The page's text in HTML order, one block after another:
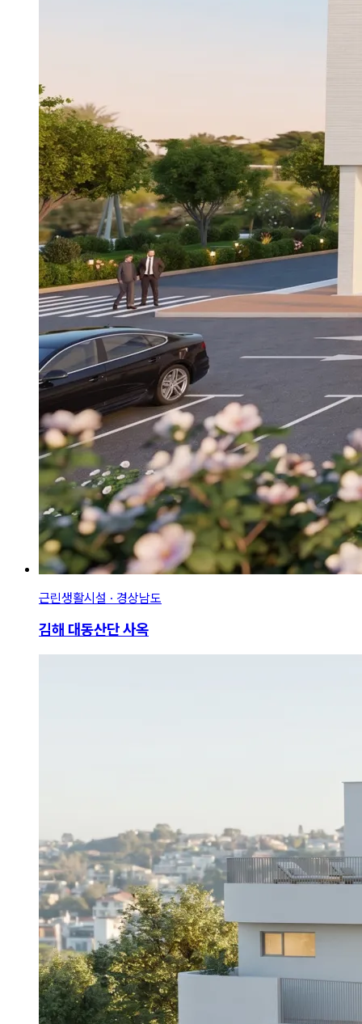
근린생활시설 · 경상남도
김해 대동산단 사옥